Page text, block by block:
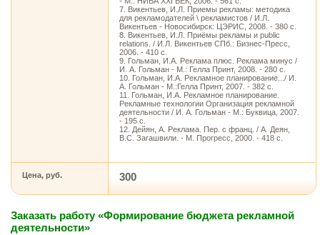
7. Викентьев, И.Л. Приемы рекламы: методика
для рекламодателей \ рекламистов / И.Л.
Викентьев - Новосибирск: ЦЭРИС, 2008. - 380 с.
8. Викентьев, И.Л. Приёмы рекламы и public
relations. / И.Л. Викентьев СПб.: Бизнес-Пресс,
2006. - 410 с.
9. Гольман, И.А. Реклама плюс. Реклама минус /
И. А. Гольман - М.: Гелла Принт, 2008. - 280 с.
10. Гольман, И.А. Рекламное планирование.../ И.
А. Гольман - М.:Гелла Принт, 2007. - 382 с.
11. Гольман, И.А. Рекламное планирование.
Рекламные технологии Организация рекламной
деятельности / И. А. Гольман - М.: Буквица, 2007.
- 195 с.
12. Дейян, А. Реклама. Пер. с франц. / А. Деян,
B.C. Загашвили. - М. Прогресс, 2000. - 418 с.
Цена, руб. 300
Заказать работу «Формирование бюджета рекламной
деятельности»